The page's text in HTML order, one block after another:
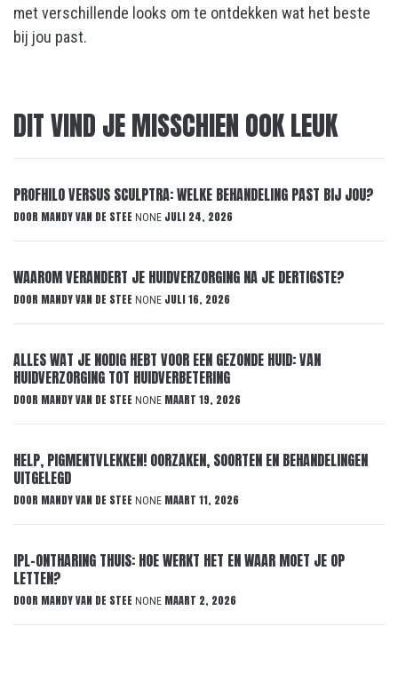
met verschillende looks om te ontdekken wat het beste
bij jou past.
DIT VIND JE MISSCHIEN OOK LEUK
PROFHILO VERSUS SCULPTRA: WELKE BEHANDELING PAST BIJ JOU?
DOOR MANDY VAN DE STEE NONE JULI 24, 2026
WAAROM VERANDERT JE HUIDVERZORGING NA JE DERTIGSTE?
DOOR MANDY VAN DE STEE NONE JULI 16, 2026
ALLES WAT JE NODIG HEBT VOOR EEN GEZONDE HUID: VAN
HUIDVERZORGING TOT HUIDVERBETERING
DOOR MANDY VAN DE STEE NONE MAART 19, 2026
HELP, PIGMENTVLEKKEN! OORZAKEN, SOORTEN EN BEHANDELINGEN
UITGELEGD
DOOR MANDY VAN DE STEE NONE MAART 11, 2026
IPL-ONTHARING THUIS: HOE WERKT HET EN WAAR MOET JE OP
LETTEN?
DOOR MANDY VAN DE STEE NONE MAART 2, 2026